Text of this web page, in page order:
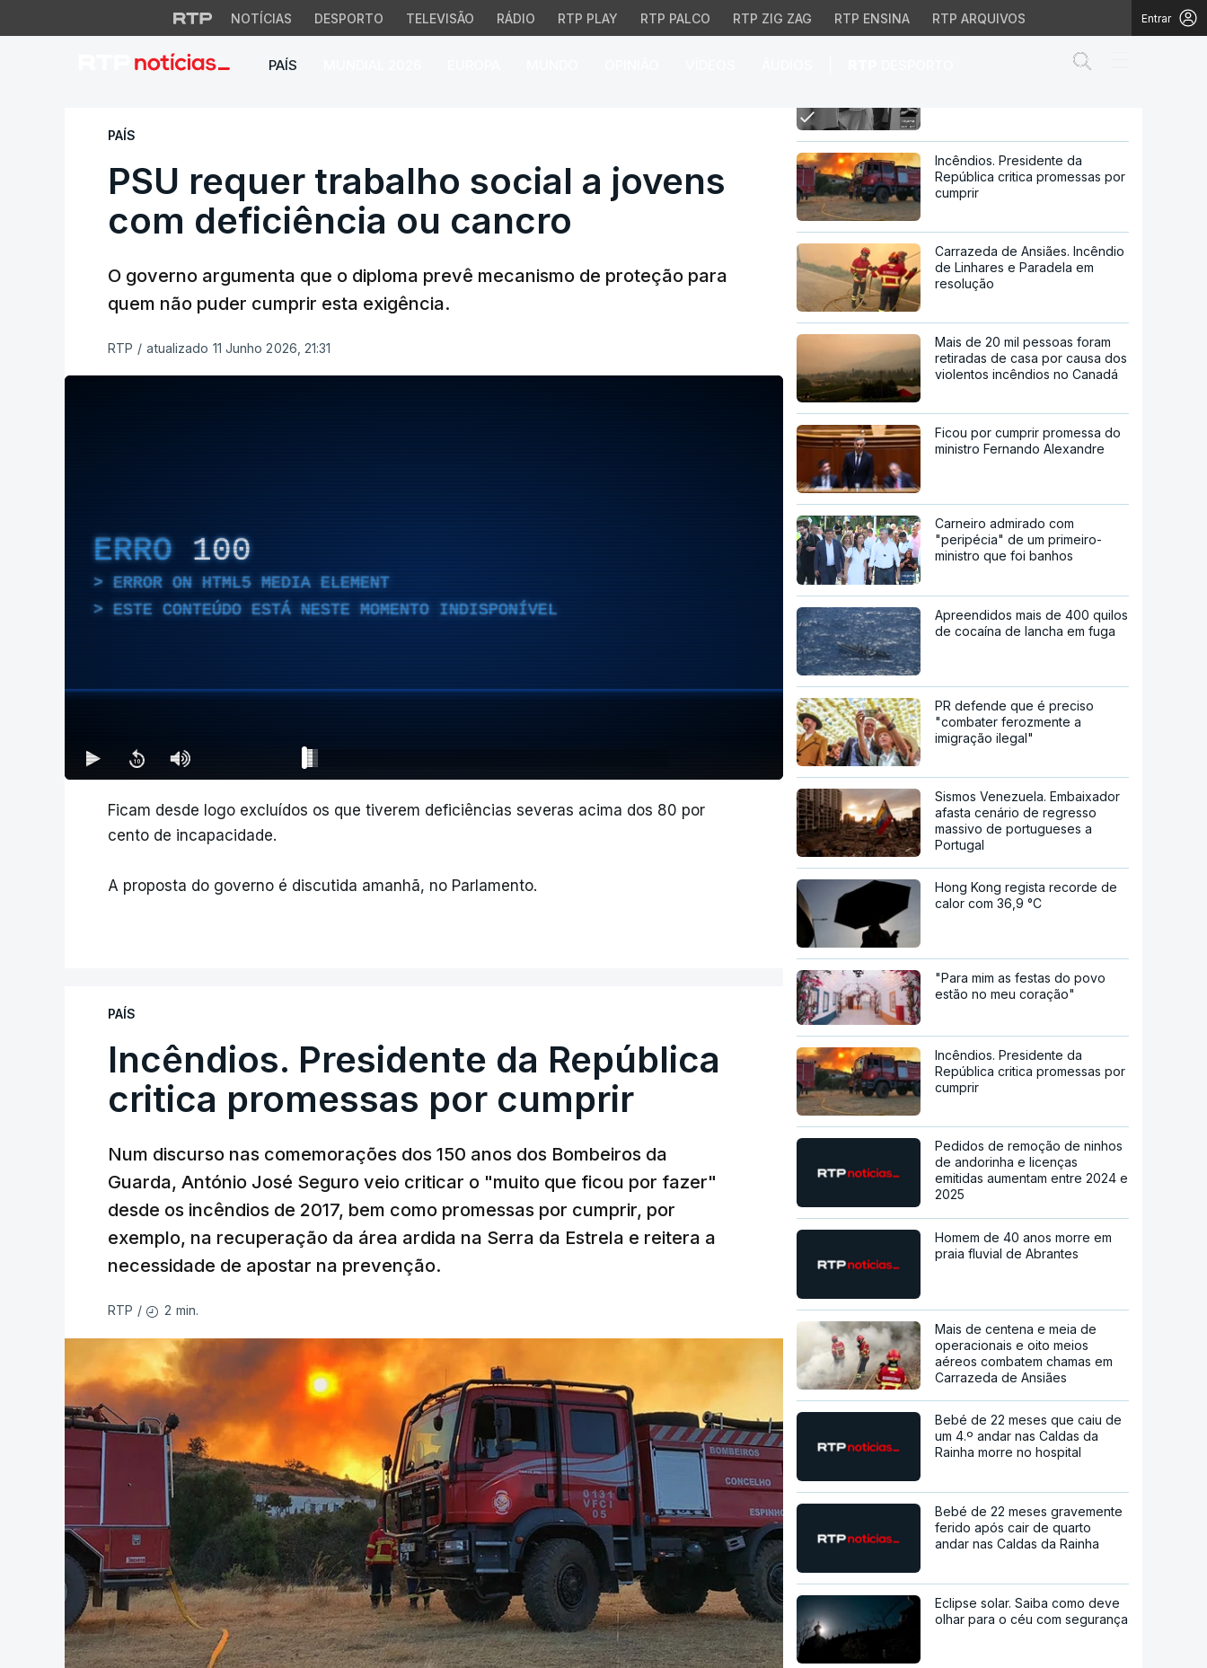
NOTÍCIAS DESPORTO TELEVISÃO RÁDIO RTP PLAY RTP PALCO RTP ZIG ZAG RTP ENSINA RTP ARQUIVOS Entrar
PAÍS
PSU requer trabalho social a jovens com deficiência ou cancro
PAÍS
PSU requer trabalho social a jovens
com deficiência ou cancro
O governo argumenta que o diploma prevê mecanismo de proteção para
quem não puder cumprir esta exigência.
RTP / atualizado 11 Junho 2026, 21:31
ERRO 100
ERROR ON HTML5 MEDIA ELEMENT
ESTE CONTEÚDO ESTÁ NESTE MOMENTO INDISPONÍVEL
Ficam desde logo excluídos os que tiverem deficiências severas acima dos 80 por
cento de incapacidade.
A proposta do governo é discutida amanhã, no Parlamento.
PAÍS
Incêndios. Presidente da República
critica promessas por cumprir
Num discurso nas comemorações dos 150 anos dos Bombeiros da
Guarda, António José Seguro veio criticar o "muito que ficou por fazer"
desde os incêndios de 2017, bem como promessas por cumprir, por
exemplo, na recuperação da área ardida na Serra da Estrela e reitera a
necessidade de apostar na prevenção.
RTP / 2 min.
PSU requer trabalho social a
Incêndios. Presidente da
República critica promessas por
cumprir
Carrazeda de Ansiães. Incêndio
de Linhares e Paradela em
resolução
Mais de 20 mil pessoas foram
retiradas de casa por causa dos
violentos incêndios no Canadá
Ficou por cumprir promessa do
ministro Fernando Alexandre
Carneiro admirado com
"peripécia" de um primeiro-
ministro que foi banhos
Apreendidos mais de 400 quilos
de cocaína de lancha em fuga
PR defende que é preciso
"combater ferozmente a
imigração ilegal"
Sismos Venezuela. Embaixador
afasta cenário de regresso
massivo de portugueses a
Portugal
Hong Kong regista recorde de
calor com 36,9 °C
"Para mim as festas do povo
estão no meu coração"
Incêndios. Presidente da
República critica promessas por
cumprir
Pedidos de remoção de ninhos
de andorinha e licenças
emitidas aumentam entre 2024 e
2025
Homem de 40 anos morre em
praia fluvial de Abrantes
Mais de centena e meia de
operacionais e oito meios
aéreos combatem chamas em
Carrazeda de Ansiães
Bebé de 22 meses que caiu de
um 4.º andar nas Caldas da
Rainha morre no hospital
Bebé de 22 meses gravemente
ferido após cair de quarto
andar nas Caldas da Rainha
Eclipse solar. Saiba como deve
olhar para o céu com segurança